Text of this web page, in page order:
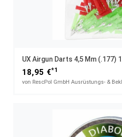
UX Airgun Darts 4,5 Mm (.177)
18,95 €*1
von RescPol GmbH Ausrüstungs- &